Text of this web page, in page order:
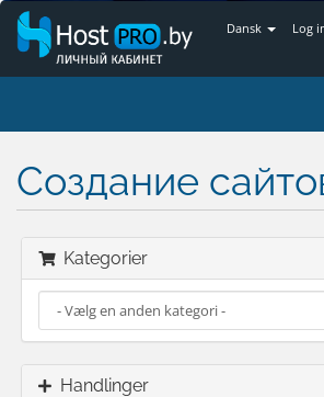
Dansk Log
Создание
Kategorier
Handlinger